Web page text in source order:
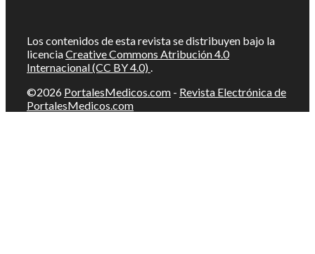
Los contenidos de esta revista se distribuyen bajo la
licenciaCreative Commons Atribución 4.0
Internacional (CC BY 4.0) .
©2026 PortalesMedicos.com - Revista Electrónica de
PortalesMedicos.com